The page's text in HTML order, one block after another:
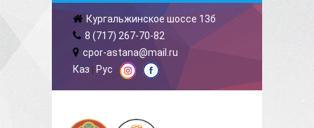
Кургальжинское шоссе 13б
8 (717) 267-70-82
cpor-astana@mail.ru
Каз | Рус